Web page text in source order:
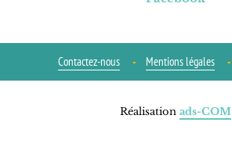
Contactez-nous Mentions légales
Réalisation ads-COM